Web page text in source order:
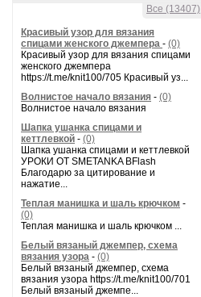
Все (13407)
Красивый узор для вязания
спицами женского джемпера - (0)
Красивый узор для вязания спицами
женского джемпера
https://t.me/knit100/705 Красивый уз...
Волнистое начало вязания - (0)
Волнистое начало вязания
Шапка ушанка спицами и
кеттлевкой - (0)
Шапка ушанка спицами и кеттлевкой
УРОКИ ОТ SMETANKA BFlash
Благодарю за цитирование и
нажатие...
Теплая манишка и шаль крючком -
(0)
Теплая манишка и шаль крючком ...
Белый вязаный джемпер, схема
вязания узора - (0)
Белый вязаный джемпер, схема
вязания узора https://t.me/knit100/701
Белый вязаный джемпе...